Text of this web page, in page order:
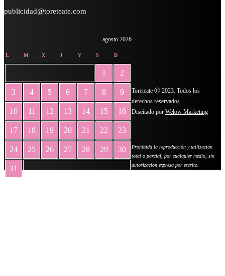
publicidad@toreteate.com
agosto 2026
L M X J V S D
1 2
3 4 5 6 7 8 9
10 11 12 13 14 15 16
17 18 19 20 21 22 23
24 25 26 27 28 29 30
31
Toreteate Ⓒ 2023. Todos los
derechos reservados
Diseñado por Welow Marketing
Prohibida la reproducción y utilización
total o parcial, por cualquier medio, sin
autorización expresa por escrito.